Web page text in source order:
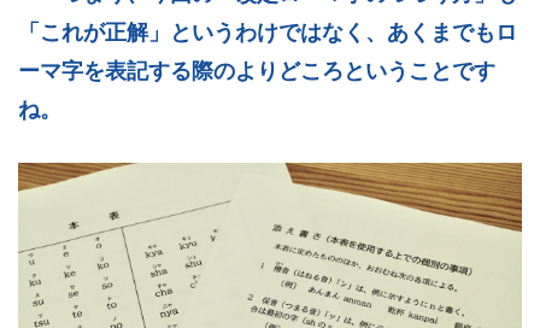
「これが正解」というわけではなく、あくまでもロ
ーマ字を表記する際のよりどころということです
ね。